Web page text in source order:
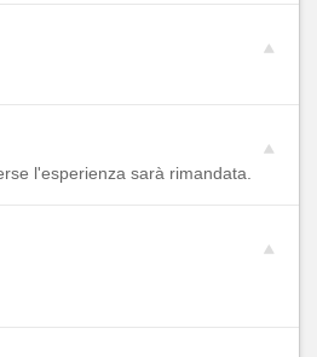
l'esperienza sarà rimandata.